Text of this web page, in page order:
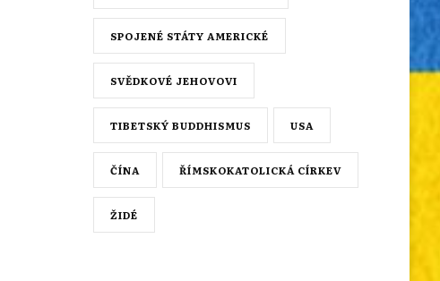
SPOJENÉ STÁTY AMERICKÉ
SVĚDKOVÉ JEHOVOVI
TIBETSKÝ BUDDHISMUS USA
ČÍNA ŘÍMSKOKATOLICKÁ CÍRKEV
ŽIDÉ